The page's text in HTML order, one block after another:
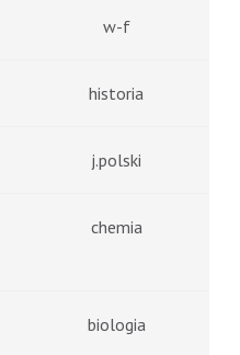
w-f
historia
j.polski
chemia
biologia